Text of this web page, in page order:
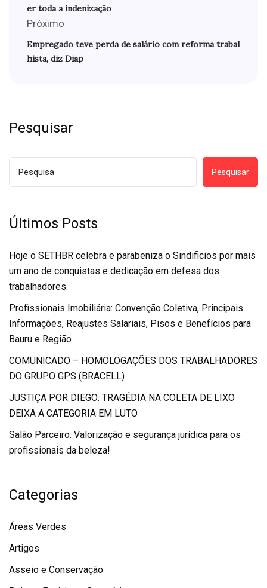
er toda a indenização
Próximo
Empregado teve perda de salário com reforma trabal
hista, diz Diap
Pesquisar
Pesquisar
Últimos Posts
Hoje o SETHBR celebra e parabeniza o Sindificios por mais
um ano de conquistas e dedicação em defesa dos
trabalhadores.
Profissionais Imobiliária: Convenção Coletiva, Principais
Informações, Reajustes Salariais, Pisos e Benefícios para
Bauru e Região
COMUNICADO – HOMOLOGAÇÕES DOS TRABALHADORES
DO GRUPO GPS (BRACELL)
JUSTIÇA POR DIEGO: TRAGÉDIA NA COLETA DE LIXO
DEIXA A CATEGORIA EM LUTO
Salão Parceiro: Valorização e segurança jurídica para os
profissionais da beleza!
Categorias
Áreas Verdes
Artigos
Asseio e Conservação